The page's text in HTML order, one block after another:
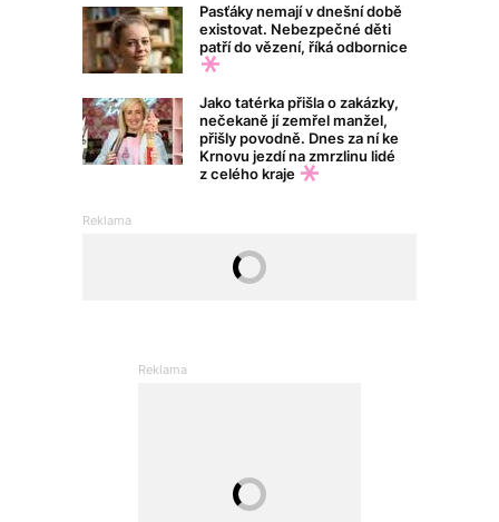
Pasťáky nemají v dnešní době
existovat. Nebezpečné děti
patří do vězení, říká odbornice
Jako tatérka přišla o zakázky,
nečekaně jí zemřel manžel,
přišly povodně. Dnes za ní ke
Krnovu jezdí na zmrzlinu lidé
z celého kraje